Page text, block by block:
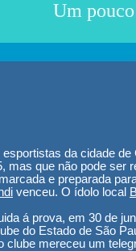
Um
esportistas da cidade
mas que não pode ser
e preparada
venceu. O ídolo local
á prova, em 30 de
do Estado de São
clube mereceu um